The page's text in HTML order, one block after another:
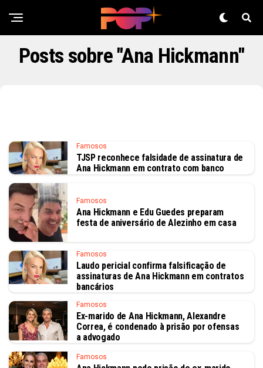
Posts sobre "Ana Hickmann"
Famosos
TJSP reconhece falsidade de assinatura de
Ana Hickmann em contrato com banco
Famosos
Ana Hickmann e Edu Guedes preparam
festa de aniversário de Alezinho em casa
Famosos
Laudo pericial confirma falsificação de
assinaturas de Ana Hickmann em contratos
bancários
Famosos
Ex-marido de Ana Hickmann, Alexandre
Correa, é condenado à prisão por ofensas
a advogado
Famosos